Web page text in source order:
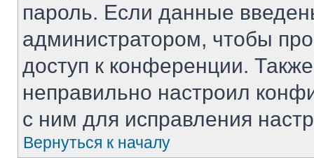
пароль. Если данные
администратором, чтобы
доступ к конференции.
неправильно настроил
с ним для исправления
Вернуться к началу